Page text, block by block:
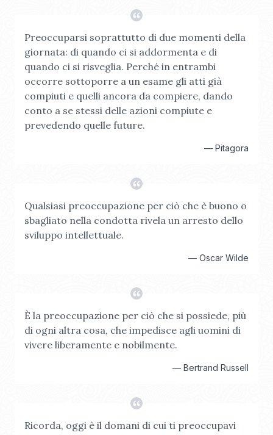
Preoccuparsi soprattutto di due momenti della
giornata: di quando ci si addormenta e di
quando ci si risveglia. Perché in entrambi
occorre sottoporre a un esame gli atti già
compiuti e quelli ancora da compiere, dando
conto a se stessi delle azioni compiute e
prevedendo quelle future.
— Pitagora
Qualsiasi preoccupazione per ciò che è buono o
sbagliato nella condotta rivela un arresto dello
sviluppo intellettuale.
— Oscar Wilde
È la preoccupazione per ciò che si possiede, più
di ogni altra cosa, che impedisce agli uomini di
vivere liberamente e nobilmente.
— Bertrand Russell
Ricorda, oggi è il domani di cui ti preoccupavi